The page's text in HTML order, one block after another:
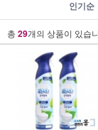
인기순
총 29개의 상품이 있습